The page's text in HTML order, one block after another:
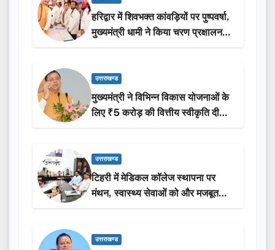
हरिद्वार में शिवभक्त कांवड़ियों पर पुष्पवर्षा,
मुख्यमंत्री धामी ने किया चरण प्रक्षालन…
उत्तराखण्ड
मुख्यमंत्री ने विभिन्न विकास योजनाओं के
लिए ₹5 करोड़ की वित्तीय स्वीकृति दी…
उत्तराखण्ड
टिहरी में मेडिकल कॉलेज स्थापना पर
मंथन, स्वास्थ्य सेवाओं को और मजबूत
करेगी सरकार: मुख्यमंत्री धामी…
उत्तराखण्ड